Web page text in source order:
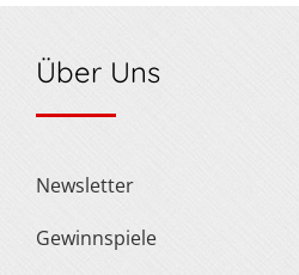
Über Uns
Newsletter
Gewinnspiele